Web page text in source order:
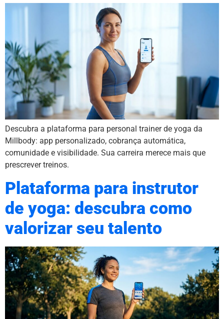
Descubra a plataforma para personal trainer de yoga da
Millbody: app personalizado, cobrança automática,
comunidade e visibilidade. Sua carreira merece mais que
prescrever treinos.
Plataforma para instrutor
de yoga: descubra como
valorizar seu talento